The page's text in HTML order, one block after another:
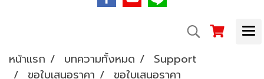
หน้าแรก บทความทั้งหมด
Support
ขอใบเสนอราคา
ขอใบเสนอราคา